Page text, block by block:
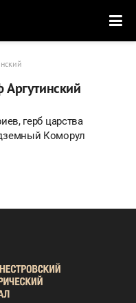
герб царства
Коморул